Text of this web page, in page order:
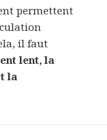
permettent
il faut
lent, la
la